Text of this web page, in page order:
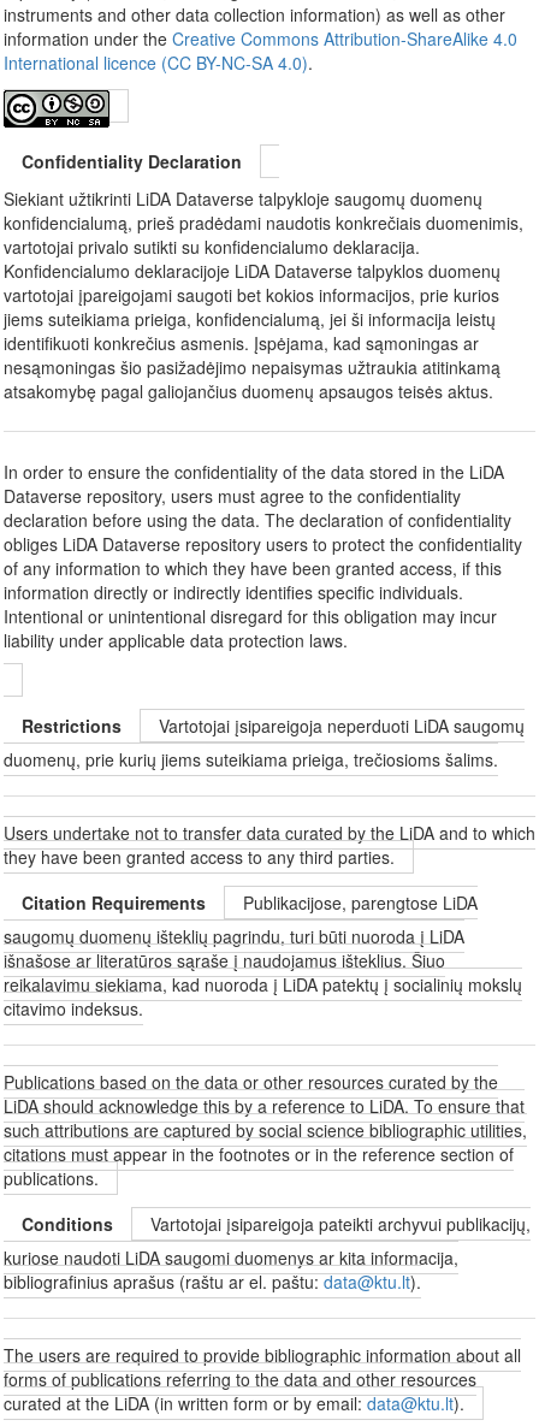
instruments and other data collection information) as well as other
information under the Creative Commons Attribution-ShareAlike 4.0
International licence (CC BY-NC-SA 4.0).
Confidentiality Declaration
Siekiant užtikrinti LiDA Dataverse talpykloje saugomų duomenų
konfidencialumą, prieš pradėdami naudotis konkrečiais duomenimis,
vartotojai privalo sutikti su konfidencialumo deklaracija.
Konfidencialumo deklaracijoje LiDA Dataverse talpyklos duomenų
vartotojai įpareigojami saugoti bet kokios informacijos, prie kurios
jiems suteikiama prieiga, konfidencialumą, jei ši informacija leistų
identifikuoti konkrečius asmenis. Įspėjama, kad sąmoningas ar
nesąmoningas šio pasižadėjimo nepaisymas užtraukia atitinkamą
atsakomybę pagal galiojančius duomenų apsaugos teisės aktus.
In order to ensure the confidentiality of the data stored in the LiDA
Dataverse repository, users must agree to the confidentiality
declaration before using the data. The declaration of confidentiality
obliges LiDA Dataverse repository users to protect the confidentiality
of any information to which they have been granted access, if this
information directly or indirectly identifies specific individuals.
Intentional or unintentional disregard for this obligation may incur
liability under applicable data protection laws.
Restrictions
Vartotojai įsipareigoja neperduoti LiDA saugomų
duomenų, prie kurių jiems suteikiama prieiga, trečiosioms šalims.
Users undertake not to transfer data curated by the LiDA and to which
they have been granted access to any third parties.
Citation Requirements
Publikacijose, parengtose LiDA
saugomų duomenų išteklių pagrindu, turi būti nuoroda į LiDA
išnašose ar literatūros sąraše į naudojamus išteklius. Šiuo
reikalavimu siekiama, kad nuoroda į LiDA patektų į socialinių mokslų
citavimo indeksus.
Publications based on the data or other resources curated by the
LiDA should acknowledge this by a reference to LiDA. To ensure that
such attributions are captured by social science bibliographic utilities,
citations must appear in the footnotes or in the reference section of
publications.
Conditions
Vartotojai įsipareigoja pateikti archyvui publikacijų,
kuriose naudoti LiDA saugomi duomenys ar kita informacija,
bibliografinius aprašus (raštu ar el. paštu:data@ktu.lt).
The users are required to provide bibliographic information about all
forms of publications referring to the data and other resources
curated at the LiDA (in written form or by email:data@ktu.lt).